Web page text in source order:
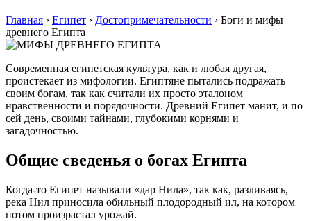
Главная › Египет › Достопримечательности › Боги и мифы
древнего Египта
Современная египетская культура, как и любая другая,
проистекает из мифологии. Египтяне пытались подражать
своим богам, так как считали их просто эталоном
нравственности и порядочности. Древний Египет манит, и по
сей день, своими тайнами, глубокими корнями и
загадочностью.
Общие сведенья о богах Египта
Когда-то Египет называли «дар Нила», так как, разливаясь,
река Нил приносила обильный плодородный ил, на котором
потом произрастал урожай.